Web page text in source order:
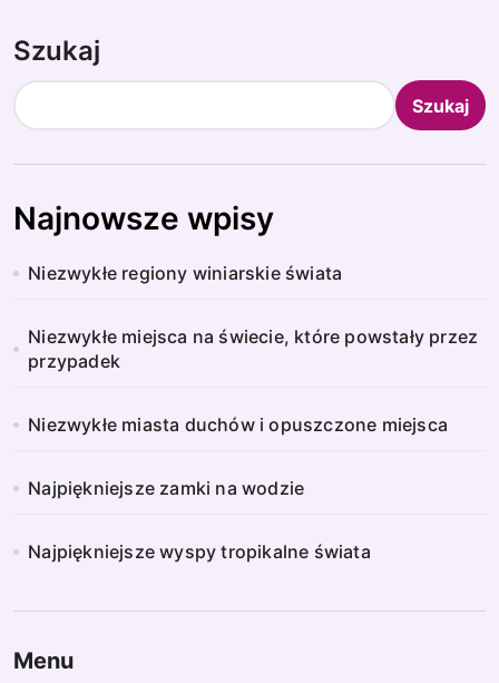
Szukaj
Szukaj
Najnowsze wpisy
Niezwykłe regiony winiarskie świata
Niezwykłe miejsca na świecie, które powstały przez
przypadek
Niezwykłe miasta duchów i opuszczone miejsca
Najpiękniejsze zamki na wodzie
Najpiękniejsze wyspy tropikalne świata
Menu